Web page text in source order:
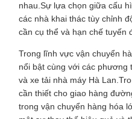
nhau.Sự lựa chọn giữa cấu
các nhà khai thác tùy chỉnh
cần cụ thể và hạn chế tuyến
Trong lĩnh vực vận chuyển
nổi bật cùng với các phương
và xe tải nhà máy Hà
cần thiết cho giao hàng
trong vận chuyển hàng hóa